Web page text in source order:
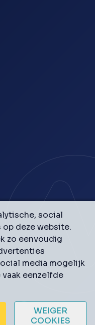
social
deze website.
zo eenvoudig
media mogelijk
eenzelfde
WEIGER
COOKIES